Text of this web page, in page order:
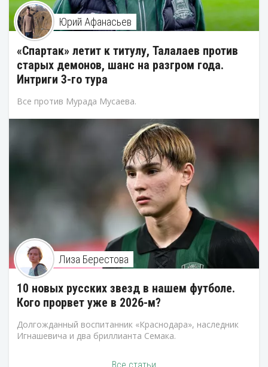
Юрий Афанасьев
«Спартак» летит к титулу, Талалаев против
старых демонов, шанс на разгром года.
Интриги 3-го тура
Все против Мурада Мусаева.
Лиза Берестова
10 новых русских звезд в нашем футболе.
Кого прорвет уже в 2026-м?
Долгожданный воспитанник «Краснодара», наследник
Игнашевича и два бриллианта Семака.